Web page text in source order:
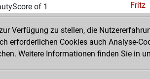
of 1
Fritz
account
account
Studies
Verfügung zu stellen, die
Cookies auch Analyse-
Weitere Informationen finden Sie in